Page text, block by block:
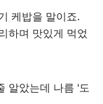
케밥을 말이죠.
하며 맛있게 먹었
알았는데 나름 ‘도